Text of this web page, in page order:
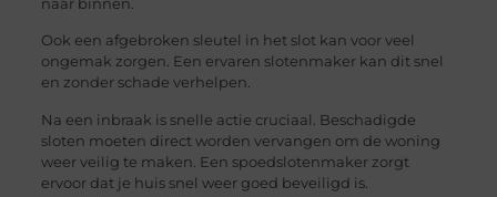
Ook een afgebroken sleutel in het slot kan voor veel
ongemak zorgen. Een ervaren slotenmaker kan dit snel
en zonder schade verhelpen.
Na een inbraak is snelle actie cruciaal. Beschadigde
sloten moeten direct worden vervangen om de woning
weer veilig te maken. Een spoedslotenmaker zorgt
ervoor dat je huis snel weer goed beveiligd is.